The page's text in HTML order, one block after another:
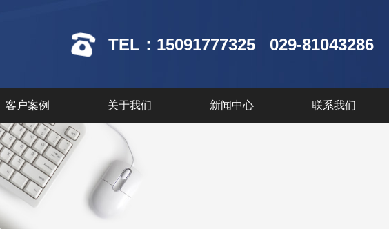
TEL：15091777325 029-81043286
客户案例 关于我们 新闻中心 联系我们